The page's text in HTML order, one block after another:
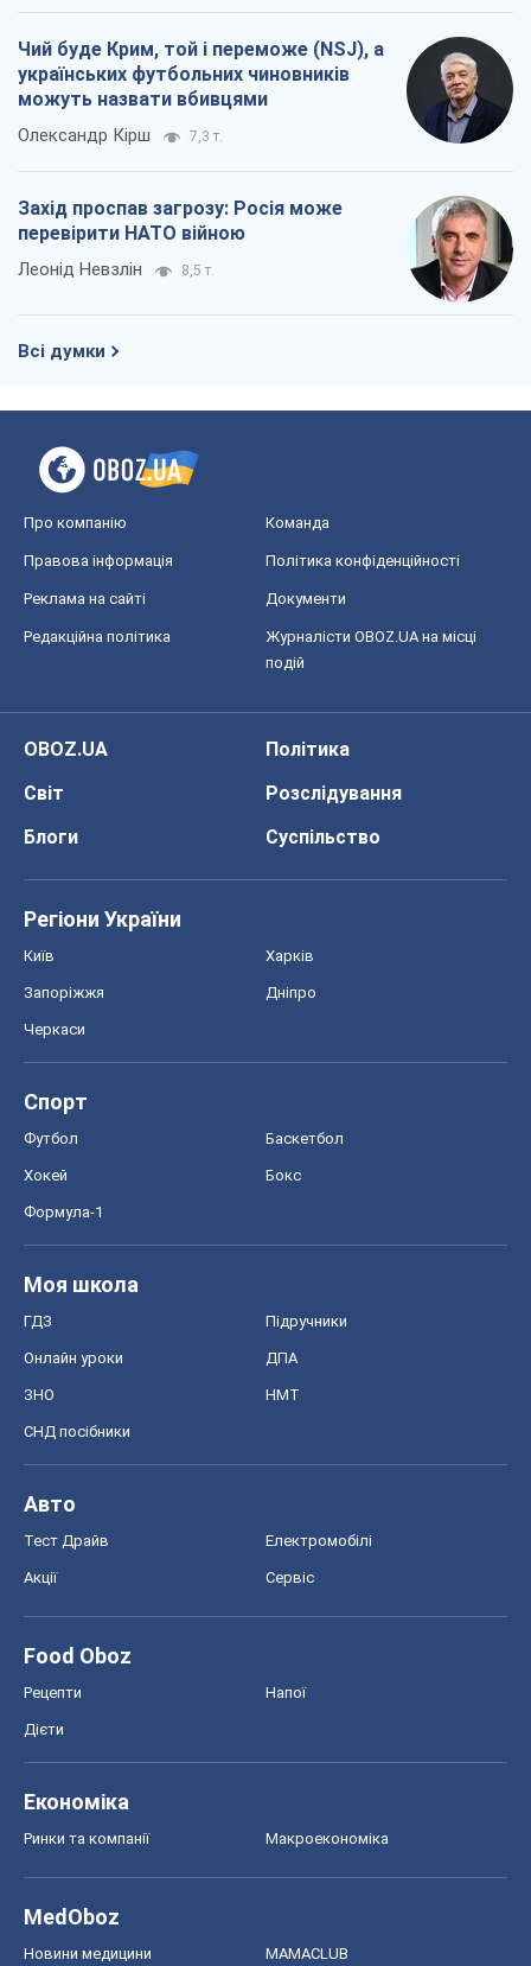
Чий буде Крим, той і переможе (NSJ), а
українських футбольних чиновників
можуть назвати вбивцями
Олександр Кірш 7,3 т.
Захід проспав загрозу: Росія може
перевірити НАТО війною
Леонід Невзлін 8,5 т.
Всі думки
Про компанію Команда
Правова інформація Політика конфіденційності
Реклама на сайті Документи
Редакційна політика
Журналісти OBOZ.UA на місці
подій
OBOZ.UA
Політика
Світ
Розслідування
Блоги
Суспільство
Регіони України
Київ Харків
Запоріжжя Дніпро
Черкаси
Спорт
Футбол Баскетбол
Хокей Бокс
Формула-1
Моя школа
ГДЗ Підручники
Онлайн уроки ДПА
ЗНО НМТ
СНД посібники
Авто
Тест Драйв Електромобілі
Акції Сервіс
Food Oboz
Рецепти Напої
Дієти
Економіка
Ринки та компанії Макроекономіка
MedOboz
Новини медицини MAMACLUB